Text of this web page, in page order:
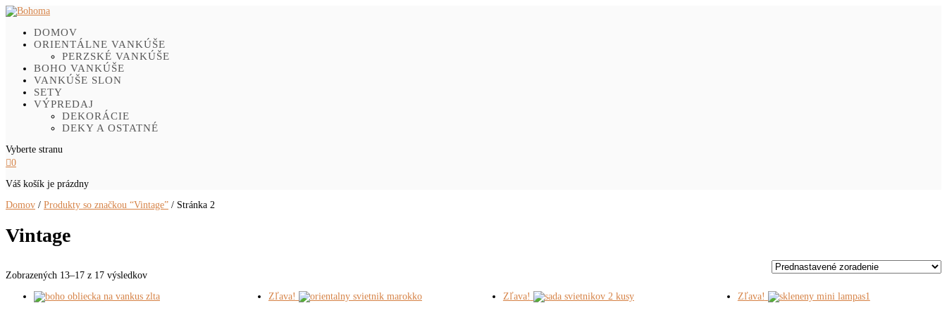
DOMOV
ORIENTÁLNE VANKÚŠE
PERZSKÉ VANKÚŠE
BOHO VANKÚŠE
VANKÚŠE SLON
SETY
VÝPREDAJ
DEKORÁCIE
DEKY A OSTATNÉ
Vyberte stranu
0
Váš košík je prázdny
Domov / Produkty so značkou “Vintage” / Stránka 2
Vintage
Zobrazených 13–17 z 17 výsledkov
Zľava! Zľava! Zľava!